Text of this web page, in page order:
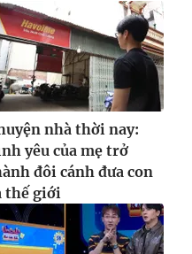
nhà thời nay:
yêu của mẹ trở
đôi cánh đưa con
thế giới